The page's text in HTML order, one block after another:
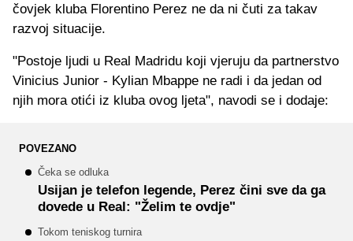
čovjek kluba Florentino Perez ne da ni čuti za takav
razvoj situacije.
"Postoje ljudi u Real Madridu koji vjeruju da partnerstvo
Vinicius Junior - Kylian Mbappe ne radi i da jedan od
njih mora otići iz kluba ovog ljeta", navodi se i dodaje:
POVEZANO
Čeka se odluka
Usijan je telefon legende, Perez čini sve da ga
dovede u Real: "Želim te ovdje"
Tokom teniskog turnira